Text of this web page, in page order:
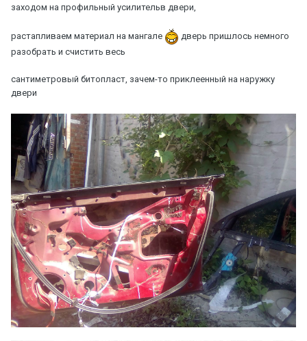
заходом на профильный усилительв двери,
растапливаем материал на мангале
дверь пришлось немного
разобрать и счистить весь
сантиметровый битопласт, зачем-то приклеенный на наружку
двери